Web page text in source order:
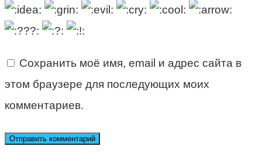
Сохранить моё имя, email и адрес сайта в
этом браузере для последующих моих
комментариев.